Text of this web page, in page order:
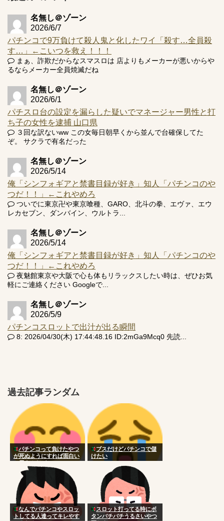
Powered by livedoor 相互RSS
名無し＠ゾーン
2026/6/7
パチンコで9万負けて殺人鬼と化したワイ「殺す…全員殺
す…」←こいつを救え！！！
まぁ、詐欺だからなスマスロは 店よりもメーカーが悪いからや
るならメーカー全員焼滅だね
名無し＠ゾーン
2026/6/1
パチスロ台の設定を漏らした疑いでマネージャー男性と打
ち子の女性を逮捕 山口県
３回な訳ないww この女毎日朝早くから並んで台確保してた
ぞ。 サクラで有名だった
名無し＠ゾーン
2026/5/14
俺「シンフォギアと禁書目録が好き」知人「パチンコのや
つだ！！」←これやめろ
ついでに東京卍や東京喰種、GARO、北斗の拳、エヴァ、エウ
レカセブン、ダンバイン、ウルトラ...
名無し＠ゾーン
2026/5/14
俺「シンフォギアと禁書目録が好き」知人「パチンコのや
つだ！！」←これやめろ
夜魅館東京や大阪で心も体もリラックスしたい時は、ぜひお気
軽にご連絡ください Googleで...
名無し＠ゾーン
2026/5/9
パチンコスロットで出汁が出る瞬間
8: 2026/04/30(木) 17:44:48.16 ID:2mGa9Mcq0 先読...
過去記事ランダム
パチンコって負けたやつ
が死ぬようにすれば面白い
と思うんだが
ブスだけどパチンコで儲
けたい
なんでパチンコやスロッ
トしてる人達ってキレやす
スロット打ってる時にボ
タンバチバチうるさいやつ